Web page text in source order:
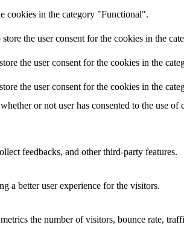
cookies in the category "Functional".
the user consent for the cookies in the
the user consent for the cookies in the
the user consent for the cookies in the
or not user has consented to the use of
feedbacks, and other third-party features.
a better user experience for the visitors.
the number of visitors, bounce rate,